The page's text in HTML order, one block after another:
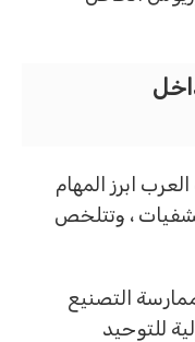
ابرز المهام
، وتتلخص
التصنيع
للتوحيد